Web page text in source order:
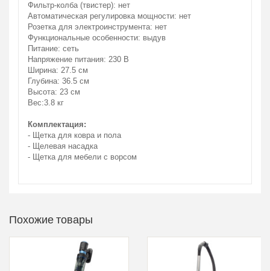
Фильтр-колба (твистер): нет
Автоматическая регулировка мощности: нет
Розетка для электроинструмента: нет
Функциональные особенности: выдув
Питание: сеть
Напряжение питания: 230 В
Ширина: 27.5 см
Глубина: 36.5 см
Высота: 23 см
Вес:3.8 кг
Комплектация:
- Щетка для ковра и пола
- Щелевая насадка
- Щетка для мебели с ворсом
Похожие товары